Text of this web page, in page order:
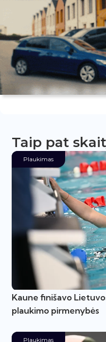
Taip pat
Plaukimas
Kaune finišavo
plaukimo pirmenybės
Plaukimas